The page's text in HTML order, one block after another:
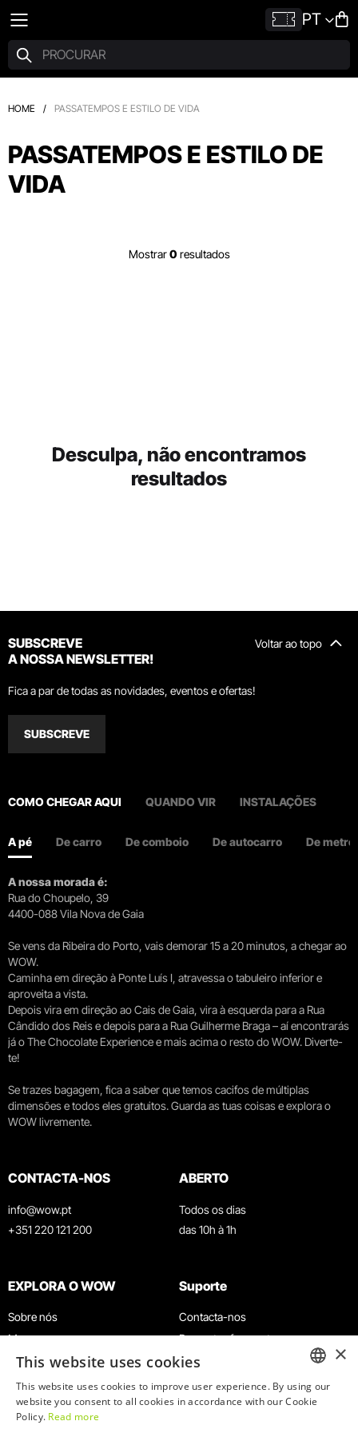
PT
HOME / PASSATEMPOS E ESTILO DE VIDA
PASSATEMPOS E ESTILO DE
VIDA
Mostrar0 resultados
Desculpa, não encontramos
resultados
Voltar ao topo
SUBSCREVE
A NOSSA NEWSLETTER!
Fica a par de todas as novidades, eventos e ofertas!
SUBSCREVE
COMO CHEGAR AQUI QUANDO VIR INSTALAÇÕES
A pé De carro De comboio De autocarro De metro
A nossa morada é:
Rua do Choupelo, 39
4400-088 Vila Nova de Gaia
Se vens da Ribeira do Porto, vais demorar 15 a 20 minutos, a chegar ao
WOW.
Caminha em direção à Ponte Luís I, atravessa o tabuleiro inferior e
aproveita a vista.
Depois vira em direção ao Cais de Gaia, vira à esquerda para a Rua
Cândido dos Reis e depois para a Rua Guilherme Braga – aí encontrarás
já o The Chocolate Experience e mais acima o resto do WOW. Diverte-
te!
Se trazes bagagem, fica a saber que temos cacifos de múltiplas
dimensões e todos eles gratuitos. Guarda as tuas coisas e explora o
WOW livremente.
CONTACTA-NOS
info@wow.pt
+351 220 121 200
ABERTO
Todos os dias
das 10h à 1h
EXPLORA O WOW
Sobre nós
Museus
Agenda
Notícias
Restaurantes
Cartão WOW
Suporte
Contacta-nos
Perguntas frequentes
Termos e Condições
Política de privacidade e cookies
Trabalha connosco
ENGLISH
×
This website uses cookies
This website uses cookies to improve user experience. By using our
website you consent to all cookies in accordance with our Cookie
Policy. Read more